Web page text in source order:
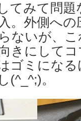
てみて問
。外側へ
ないが、
きにして
ゴミにな
(^_^;)。